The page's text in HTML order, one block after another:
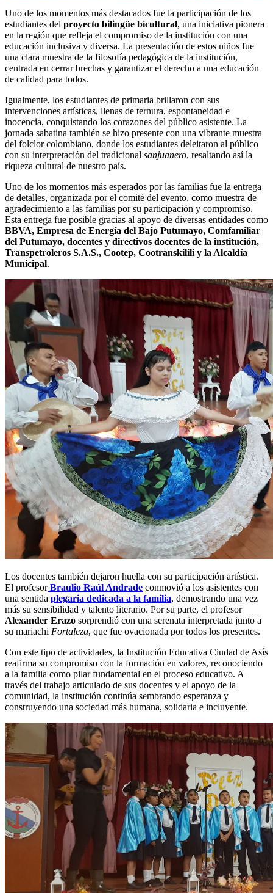
Uno de los momentos más destacados fue la participación de los
estudiantes del proyecto bilingüe bicultural, una iniciativa pionera
en la región que refleja el compromiso de la institución con una
educación inclusiva y diversa. La presentación de estos niños fue
una clara muestra de la filosofía pedagógica de la institución,
centrada en cerrar brechas y garantizar el derecho a una educación
de calidad para todos.
Igualmente, los estudiantes de primaria brillaron con sus
intervenciones artísticas, llenas de ternura, espontaneidad e
inocencia, conquistando los corazones del público asistente. La
jornada sabatina también se hizo presente con una vibrante muestra
del folclor colombiano, donde los estudiantes deleitaron al público
con su interpretación del tradicional sanjuanero, resaltando así la
riqueza cultural de nuestro país.
Uno de los momentos más esperados por las familias fue la entrega
de detalles, organizada por el comité del evento, como muestra de
agradecimiento a las familias por su participación y compromiso.
Esta entrega fue posible gracias al apoyo de diversas entidades como
BBVA, Empresa de Energía del Bajo Putumayo, Comfamiliar
del Putumayo, docentes y directivos docentes de la institución,
Transpetroleros S.A.S., Cootep, Cootranskilili y la Alcaldía
Municipal.
Los docentes también dejaron huella con su participación artística.
El profesor Braulio Raúl Andrade conmovió a los asistentes con
una sentida plegaria dedicada a la familia, demostrando una vez
más su sensibilidad y talento literario. Por su parte, el profesor
Alexander Erazo sorprendió con una serenata interpretada junto a
su mariachi Fortaleza, que fue ovacionada por todos los presentes.
Con este tipo de actividades, la Institución Educativa Ciudad de Asís
reafirma su compromiso con la formación en valores, reconociendo
a la familia como pilar fundamental en el proceso educativo. A
través del trabajo articulado de sus docentes y el apoyo de la
comunidad, la institución continúa sembrando esperanza y
construyendo una sociedad más humana, solidaria e incluyente.